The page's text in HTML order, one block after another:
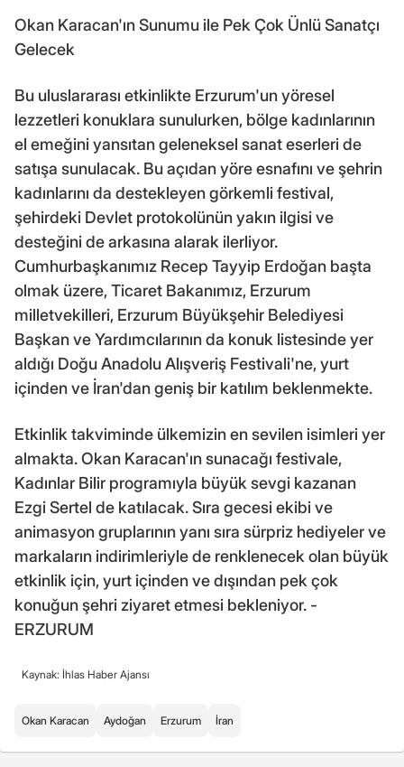
Okan Karacan'ın Sunumu ile Pek Çok Ünlü Sanatçı
Gelecek
Bu uluslararası etkinlikte Erzurum'un yöresel
lezzetleri konuklara sunulurken, bölge kadınlarının
el emeğini yansıtan geleneksel sanat eserleri de
satışa sunulacak. Bu açıdan yöre esnafını ve şehrin
kadınlarını da destekleyen görkemli festival,
şehirdeki Devlet protokolünün yakın ilgisi ve
desteğini de arkasına alarak ilerliyor.
Cumhurbaşkanımız Recep Tayyip Erdoğan başta
olmak üzere, Ticaret Bakanımız, Erzurum
milletvekilleri, Erzurum Büyükşehir Belediyesi
Başkan ve Yardımcılarının da konuk listesinde yer
aldığı Doğu Anadolu Alışveriş Festivali'ne, yurt
içinden ve İran'dan geniş bir katılım beklenmekte.
Etkinlik takviminde ülkemizin en sevilen isimleri yer
almakta. Okan Karacan'ın sunacağı festivale,
Kadınlar Bilir programıyla büyük sevgi kazanan
Ezgi Sertel de katılacak. Sıra gecesi ekibi ve
animasyon gruplarının yanı sıra sürpriz hediyeler ve
markaların indirimleriyle de renklenecek olan büyük
etkinlik için, yurt içinden ve dışından pek çok
konuğun şehri ziyaret etmesi bekleniyor. -
ERZURUM
Kaynak: İhlas Haber Ajansı
Okan Karacan Aydoğan Erzurum İran